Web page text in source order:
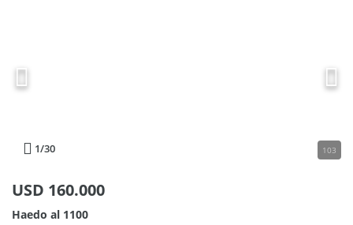
1/30 103
USD 160.000
Haedo al 1100